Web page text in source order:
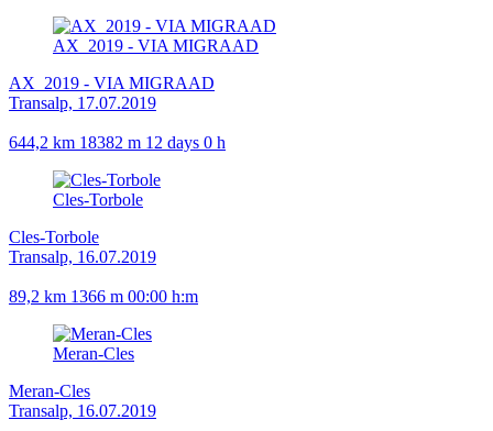
AX_2019 - VIA MIGRAAD
AX_2019 - VIA MIGRAAD
Transalp, 17.07.2019
644,2 km 18382 m 12 days 0 h
Cles-Torbole
Cles-Torbole
Transalp, 16.07.2019
89,2 km 1366 m 00:00 h:m
Meran-Cles
Meran-Cles
Transalp, 16.07.2019